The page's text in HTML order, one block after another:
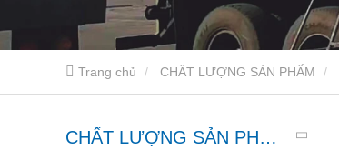
Trang chủ CHẤT LƯỢNG SẢN PHẨM
CHẤT LƯỢNG SẢN PHẨM